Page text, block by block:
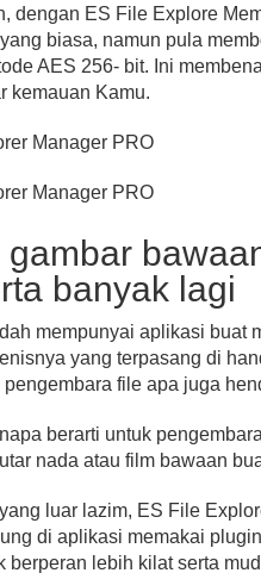
dengan ES File Explore
biasa, namun pula
AES 256- bit. Ini
kemauan Kamu.
Manager PRO
Manager PRO
gambar
banyak lagi
mempunyai aplikasi buat
yang terpasang di
file apa juga
berarti untuk
nada atau film bawaan
luar lazim, ES File
di aplikasi memakai
berperan lebih kilat serta